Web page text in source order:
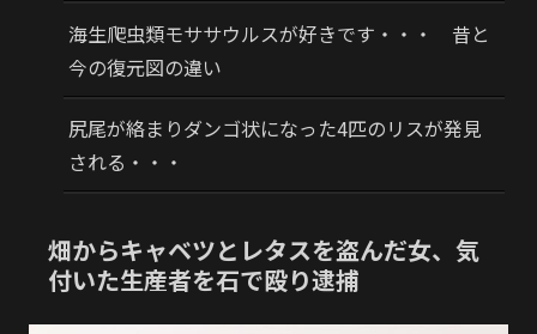
海生爬虫類モササウルスが好きです・・・ 昔と
今の復元図の違い
尻尾が絡まりダンゴ状になった4匹のリスが発見
される・・・
畑からキャベツとレタスを盗んだ女、気
付いた生産者を石で殴り逮捕